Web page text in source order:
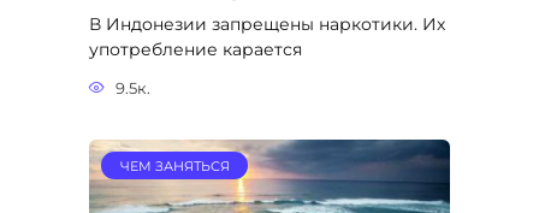
водами омывается Бали?
Многие знают, что, приехав на этот
остров, смогут искупаться